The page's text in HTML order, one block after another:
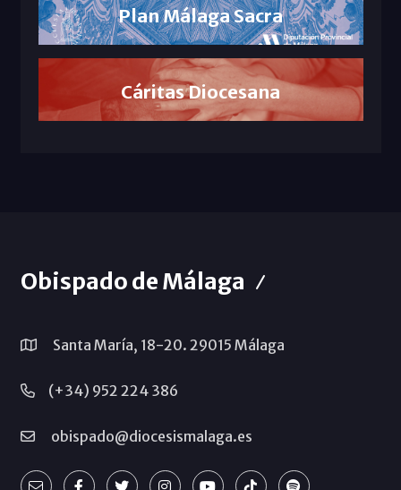
Plan Málaga Sacra
Cáritas Diocesana
Obispado de Málaga
Santa María, 18-20. 29015 Málaga
(+34) 952 224 386
obispado@diocesismalaga.es